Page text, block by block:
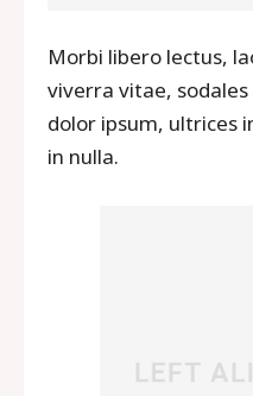
ติดต่อเรา
Morbi libero lectus,
viverra vitae,
dolor ipsum, ultrices
in nulla.